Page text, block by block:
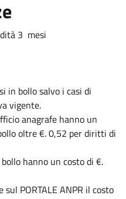
3 mesi
in bollo salvo i casi di
vigente.
anagrafe hanno un
oltre €. 0,52 per diritti di
hanno un costo di €.
PORTALE ANPR il costo